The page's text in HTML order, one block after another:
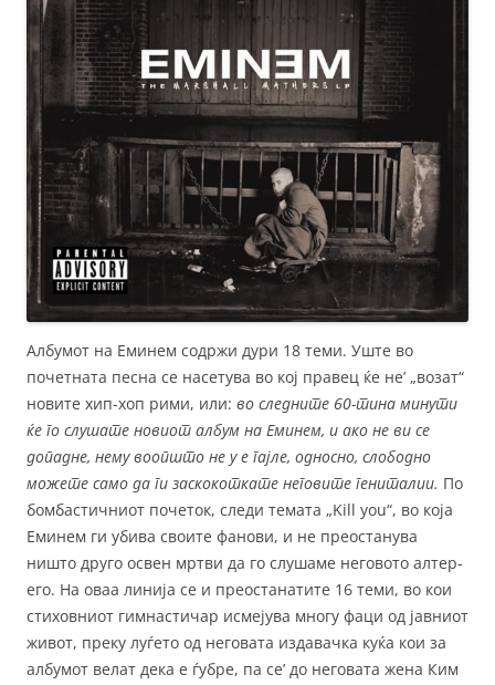
Албумот на Еминем содржи дури 18 теми. Уште во
почетната песна се насетува во кој правец ќе не’ „возат“
новите хип-хоп рими, или: во следните 60-тина минути
ќе го слушате новиот албум на Еминем, и ако не ви се
допадне, нему воопшто не у е гајле, односно, слободно
можете само да ги заскокоткате неговите гениталии. По
бомбастичниот почеток, следи темата „Kill you“, во која
Еминем ги убива своите фанови, и не преостанува
ништо друго освен мртви да го слушаме неговото алтер-
его. На оваа линија се и преостанатите 16 теми, во кои
стиховниот гимнастичар исмејува многу фаци од јавниот
живот, преку луѓето од неговата издавачка куќа кои за
албумот велат дека е ѓубре, па се’ до неговата жена Ким